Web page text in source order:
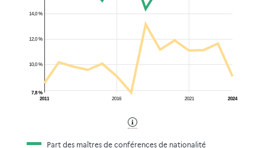
2016 2021
2011 2024
10,0 %
12,0 %
14,0 %
7,8 %
Part des maîtres de conférences de nationalité